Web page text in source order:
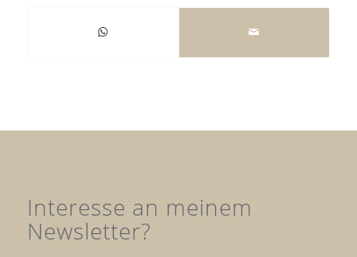
Interesse an meinem
Newsletter?